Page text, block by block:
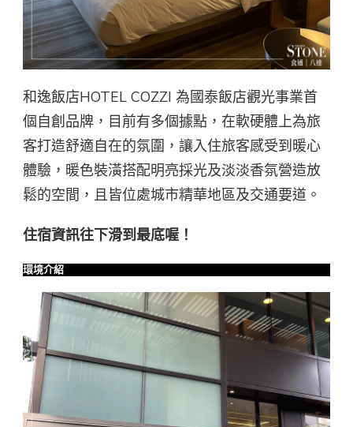
和逸飯店HOTEL COZZI 為國泰飯店觀光事業首
個自創品牌，目前有多個據點，在軟硬體上為旅
客打造舒適自在的氛圍，讓入住旅客感受到暖心
體驗，暖色裝潢搭配明亮採光及淡淡香氛營造放
鬆的空間，且皆位處城市精華地區及交通要道。
住宿資訊往下滑到最底喔！
環境介紹